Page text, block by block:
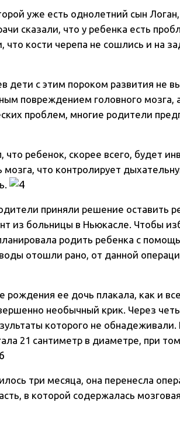
уже есть однолетний сын Логан,
сказали, что у ребенка есть
что кости черепа не сошлись и на
дети с этим пороком развития не
повреждением головного мозга,
проблем, многие родители
ребенок, скорее всего, будет
мозга, что контролирует
приняли решение оставить
из больницы в Ньюкасле. Чтобы
родить ребенка с
отошли рано, от данной
рождения ее дочь плакала, как и
необычный крик. Через
которого не обнадеживали.
21 сантиметр в диаметре, при
три месяца, она перенесла
в которой содержалась